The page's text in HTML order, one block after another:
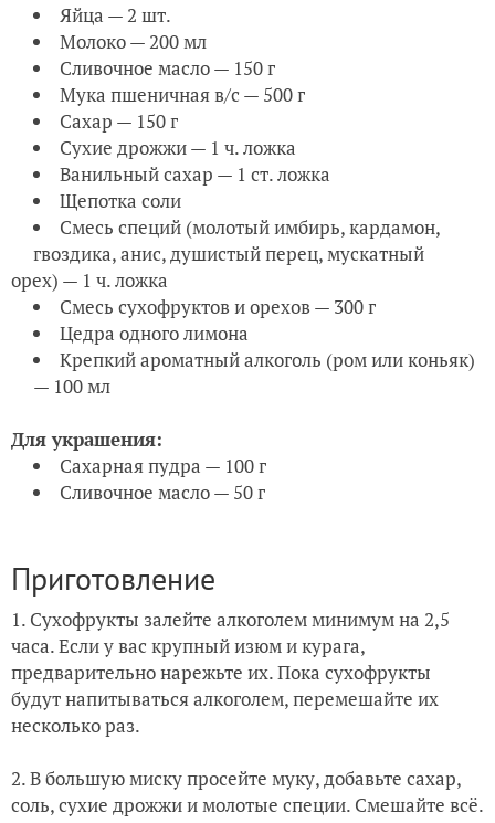
Яйца — 2 шт.
Молоко — 200 мл
Сливочное масло — 150 г
Мука пшеничная в/с — 500 г
Сахар — 150 г
Сухие дрожжи — 1 ч. ложка
Ванильный сахар — 1 ст. ложка
Щепотка соли
Смесь специй (молотый имбирь, кардамон,
гвоздика, анис, душистый перец, мускатный
орех) — 1 ч. ложка
Смесь сухофруктов и орехов — 300 г
Цедра одного лимона
Крепкий ароматный алкоголь (ром или коньяк)
— 100 мл
Для украшения:
Сахарная пудра — 100 г
Сливочное масло — 50 г
Приготовление
1. Сухофрукты залейте алкоголем минимум на 2,5
часа. Если у вас крупный изюм и курага,
предварительно нарежьте их. Пока сухофрукты
будут напитываться алкоголем, перемешайте их
несколько раз.
2. В большую миску просейте муку, добавьте сахар,
соль, сухие дрожжи и молотые специи. Смешайте всё.